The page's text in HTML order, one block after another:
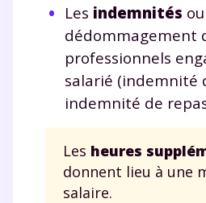
Les indemnités ou
dédommagement
professionnels
salarié (indemnité
indemnité de
Les heures
donnent lieu à une
salaire.